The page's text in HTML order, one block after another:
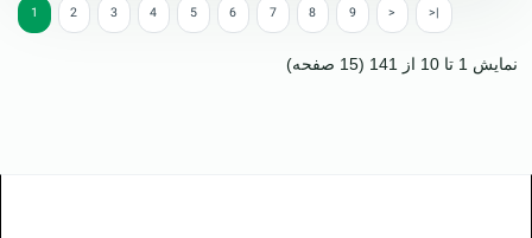
1 2 3 4 5 6 7 8 9 > >|
نمایش 1 تا 10 از 141 (15 صفحه)